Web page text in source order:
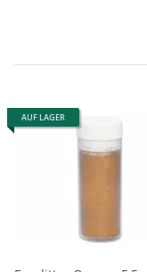
AUF LAGER